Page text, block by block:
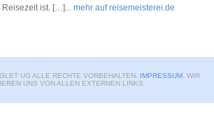
Reisezeit ist. […]... mehr auf reisemeisterei.de
UG ALLE RECHTE VORBEHALTEN. IMPRESSUM. WIR
UNS VON ALLEN EXTERNEN LINKS.